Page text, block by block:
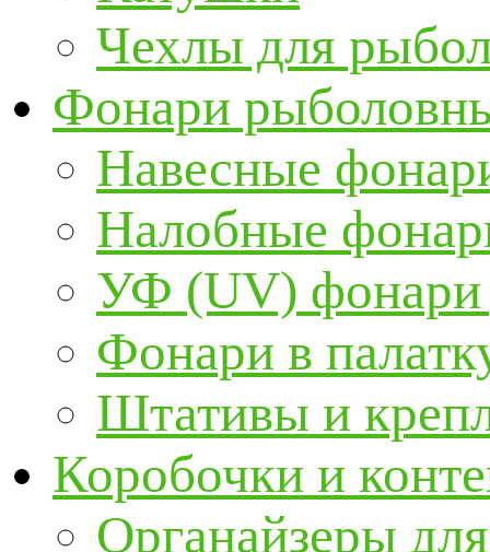
Чехлы для
Фонари
Навесные
Налобные
УФ (UV) фонари
Фонари в
Штативы и
Коробочки и
Органайзеры